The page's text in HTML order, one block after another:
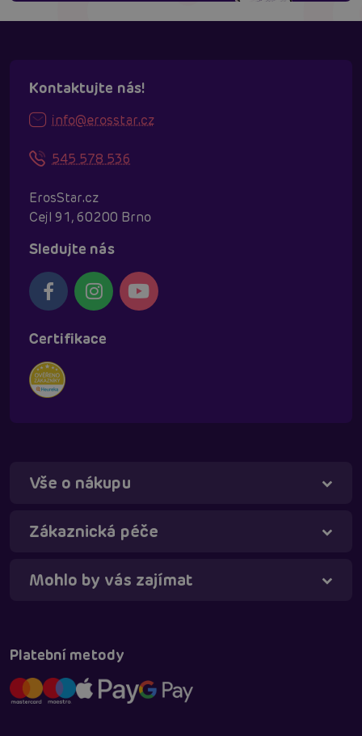
Kontaktujte nás!
info@erosstar.cz
545 578 536
ErosStar.cz
Cejl 91, 60200 Brno
Sledujte nás
Certifikace
Vše o nákupu
Zákaznická péče
Mohlo by vás zajímat
Platební metody
Táňa - virtuální asistentka